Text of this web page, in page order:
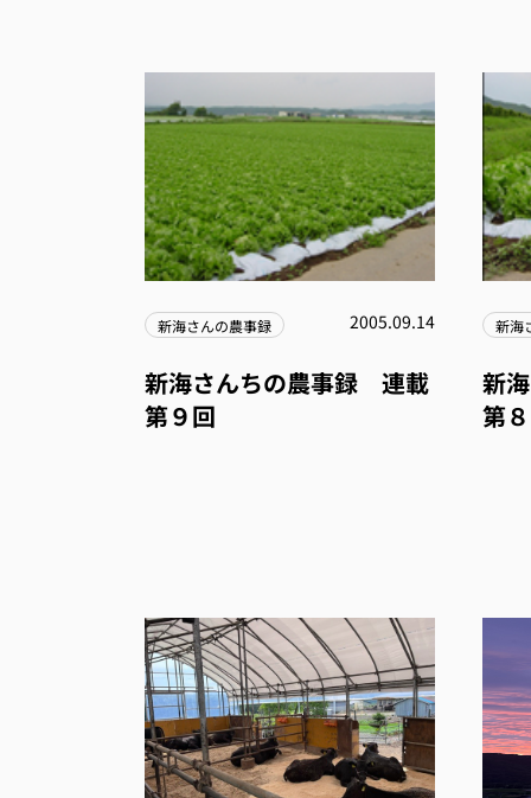
新海さんの農事録 2005.09.14
新海さんちの農事録 連載
第９回
新海
新
第